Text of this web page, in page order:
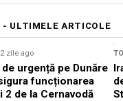
- ULTIMELE ARTICOLE
2 zile ago
urgență pe Dunăre
funcționarea
2 de la Cernavodă